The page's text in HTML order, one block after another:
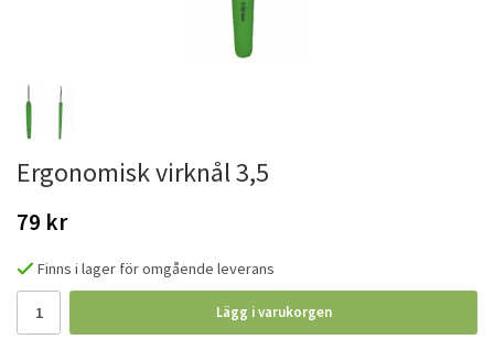
Ergonomisk virknål 3,5
79 kr
Finns i lager för omgående leverans
Lägg i varukorgen